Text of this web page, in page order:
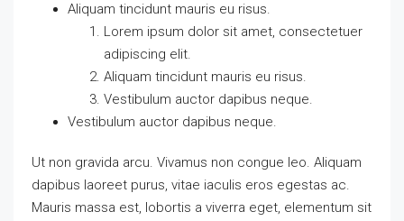
Aliquam tincidunt mauris eu risus.
Lorem ipsum dolor sit amet, consectetuer
adipiscing elit.
Aliquam tincidunt mauris eu risus.
Vestibulum auctor dapibus neque.
Vestibulum auctor dapibus neque.
Ut non gravida arcu. Vivamus non congue leo. Aliquam
dapibus laoreet purus, vitae iaculis eros egestas ac.
Mauris massa est, lobortis a viverra eget, elementum sit